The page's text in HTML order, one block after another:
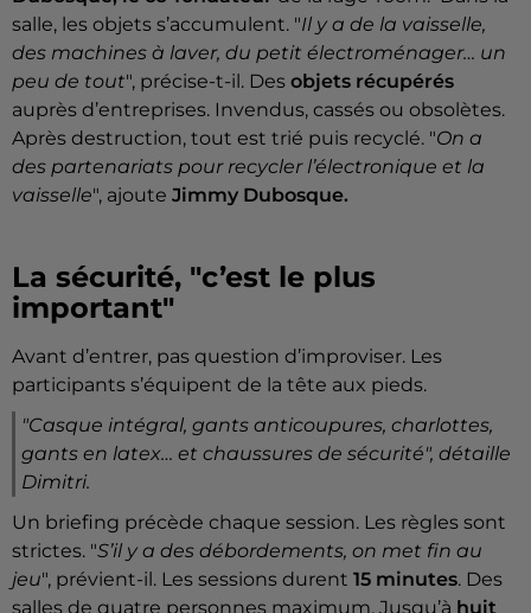
salle, les objets s’accumulent. "Il y a de la vaisselle,
des machines à laver, du petit électroménager… un
peu de tout", précise-t-il. Des objets récupérés
auprès d’entreprises. Invendus, cassés ou obsolètes.
Après destruction, tout est trié puis recyclé. "On a
des partenariats pour recycler l’électronique et la
vaisselle", ajoute Jimmy Dubosque.
La sécurité, "c’est le plus
important"
Avant d’entrer, pas question d’improviser. Les
participants s’équipent de la tête aux pieds.
"Casque intégral, gants anticoupures, charlottes,
gants en latex… et chaussures de sécurité", détaille
Dimitri.
Un briefing précède chaque session. Les règles sont
strictes. "S’il y a des débordements, on met fin au
jeu", prévient-il. Les sessions durent 15 minutes. Des
salles de quatre personnes maximum. Jusqu’à huit